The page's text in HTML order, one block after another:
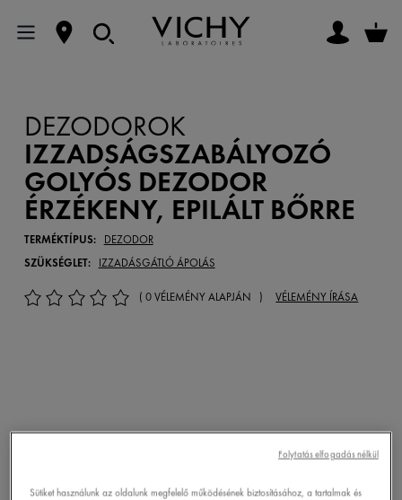
DEZODOROK
IZZADSÁGSZABÁLYOZÓ
GOLYÓS DEZODOR
ÉRZÉKENY, EPILÁLT BŐRRE
TERMÉKTÍPUS:
DEZODOR
SZÜKSÉGLET:
IZZADÁSGÁTLÓ ÁPOLÁS
( 0 VÉLEMÉNY ALAPJÁN ) VÉLEMÉNY ÍRÁSA
Sütiket használunk az oldalunk megfelelő működésének biztosításához, a tartalmak és
Folytatás elfogadás nélkül